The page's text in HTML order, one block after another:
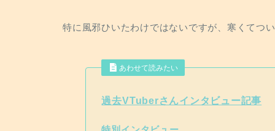
特に風邪ひいたわけではないですが、寒くてつ
あわせて読みたい
過去VTuberさんインタビュー記事